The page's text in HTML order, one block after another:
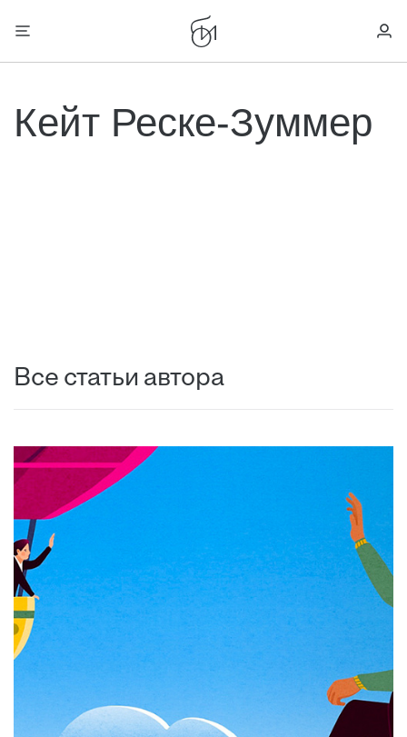
Кейт Реске-Зуммер
Все статьи автора